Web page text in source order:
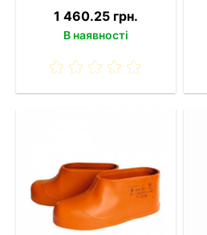
1 460.25 грн.
В наявності